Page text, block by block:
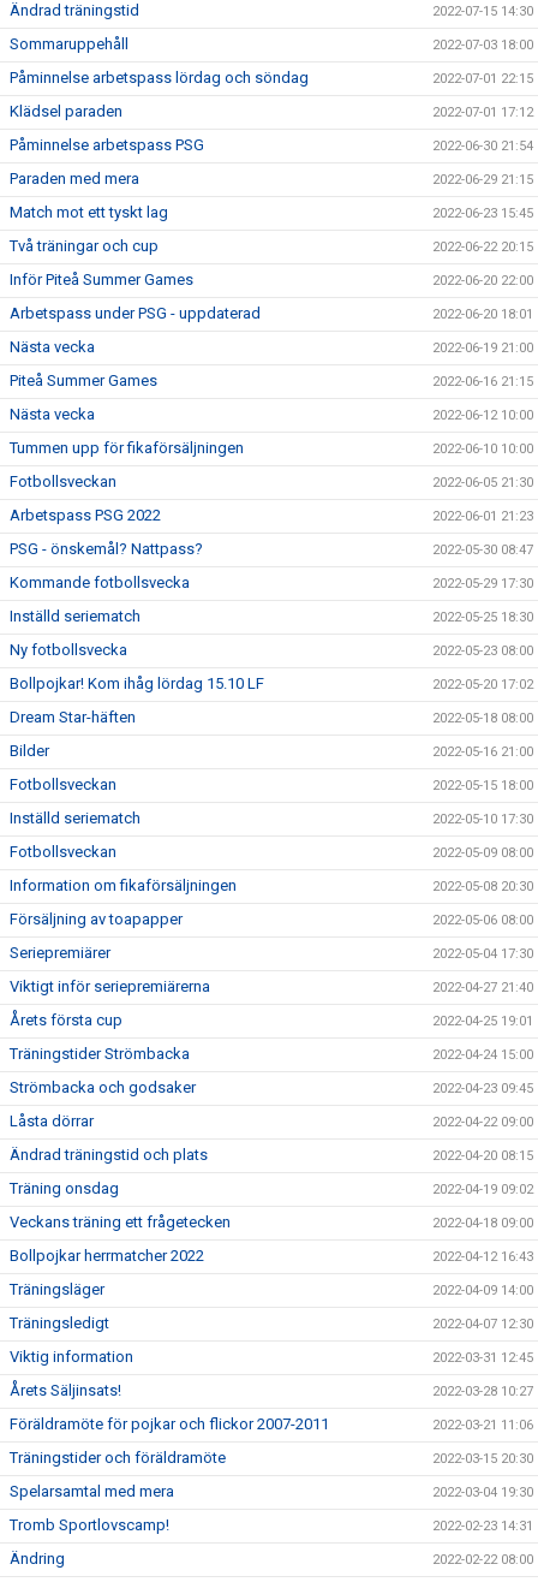
Ändrad träningstid 2022-07-15 14:30
Sommaruppehåll 2022-07-03 18:00
Påminnelse arbetspass lördag och söndag 2022-07-01 22:15
Klädsel paraden 2022-07-01 17:12
Påminnelse arbetspass PSG 2022-06-30 21:54
Paraden med mera 2022-06-29 21:15
Match mot ett tyskt lag 2022-06-23 15:45
Två träningar och cup 2022-06-22 20:15
Inför Piteå Summer Games 2022-06-20 22:00
Arbetspass under PSG - uppdaterad 2022-06-20 18:01
Nästa vecka 2022-06-19 21:00
Piteå Summer Games 2022-06-16 21:15
Nästa vecka 2022-06-12 10:00
Tummen upp för fikaförsäljningen 2022-06-10 10:00
Fotbollsveckan 2022-06-05 21:30
Arbetspass PSG 2022 2022-06-01 21:23
PSG - önskemål? Nattpass? 2022-05-30 08:47
Kommande fotbollsvecka 2022-05-29 17:30
Inställd seriematch 2022-05-25 18:30
Ny fotbollsvecka 2022-05-23 08:00
Bollpojkar! Kom ihåg lördag 15.10 LF 2022-05-20 17:02
Dream Star-häften 2022-05-18 08:00
Bilder 2022-05-16 21:00
Fotbollsveckan 2022-05-15 18:00
Inställd seriematch 2022-05-10 17:30
Fotbollsveckan 2022-05-09 08:00
Information om fikaförsäljningen 2022-05-08 20:30
Försäljning av toapapper 2022-05-06 08:00
Seriepremiärer 2022-05-04 17:30
Viktigt inför seriepremiärerna 2022-04-27 21:40
Årets första cup 2022-04-25 19:01
Träningstider Strömbacka 2022-04-24 15:00
Strömbacka och godsaker 2022-04-23 09:45
Låsta dörrar 2022-04-22 09:00
Ändrad träningstid och plats 2022-04-20 08:15
Träning onsdag 2022-04-19 09:02
Veckans träning ett frågetecken 2022-04-18 09:00
Bollpojkar herrmatcher 2022 2022-04-12 16:43
Träningsläger 2022-04-09 14:00
Träningsledigt 2022-04-07 12:30
Viktig information 2022-03-31 12:45
Årets Säljinsats! 2022-03-28 10:27
Föräldramöte för pojkar och flickor 2007-2011 2022-03-21 11:06
Träningstider och föräldramöte 2022-03-15 20:30
Spelarsamtal med mera 2022-03-04 19:30
Tromb Sportlovscamp! 2022-02-23 14:31
Ändring 2022-02-22 08:00